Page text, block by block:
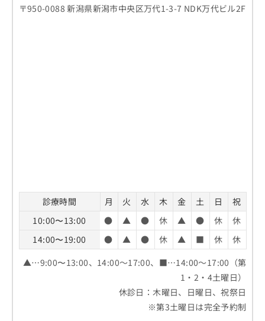
〒950-0088 新潟県新潟市中央区万代1-3-7 NDK万代ビル2F
診療時間 月 火 水 木 金 土 日
祝
10:00〜13:00
● ▲ ● 休 ▲ ● 休
休
14:00〜19:00
● ▲ ● 休 ▲ ■ 休
休
▲…9:00〜13:00、14:00～17:00、■…14:00～17:00（第
1・2・4土曜日）
休診日：木曜日、日曜日、祝祭日
※第3土曜日は完全予約制